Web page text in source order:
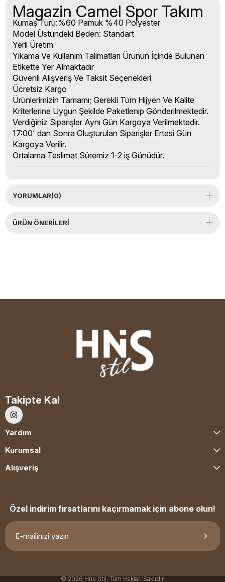
Magazin Camel Spor Takım
Kumaş Türü:%60 Pamuk %40 Polyester
Model Üstündeki Beden: Standart
Yerli Üretim
Yıkama Ve Kullanım Talimatları Ürünün İçinde Bulunan
Etikette Yer Almaktadır
Güvenli Alışveriş Ve Taksit Seçenekleri
Ücretsiz Kargo
Ürünlerimizin Tamamı; Gerekli Tüm Hijyen Ve Kalite
Kriterlerine Uygun Şekilde Paketlenip Gönderilmektedir.
Verdiğiniz Siparişler Aynı Gün Kargoya Verilmektedir.
17:00' dan Sonra Oluşturulan Siparişler Ertesi Gün
Kargoya Verilir.
Ortalama Teslimat Süremiz 1-2 iş Günüdür.
YORUMLAR(0)
ÜRÜN ÖNERILERI
Takipte Kal
Yardım
Kurumsal
Alışveriş
Özel indirim fırsatlarını kaçırmamak için abone olun!
© 2026 Hns Stil. Tüm Hakları Saklıdır.